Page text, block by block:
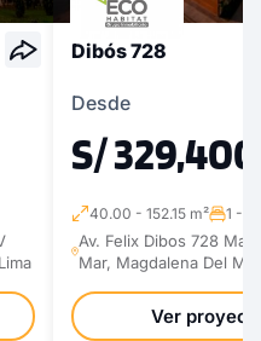
Dibós 728
Desde
S/ 329,400
40.00 - 152.15 m² 1 - 4
Av. Felix Dibos 728
Mar, Magdalena Del
Ver